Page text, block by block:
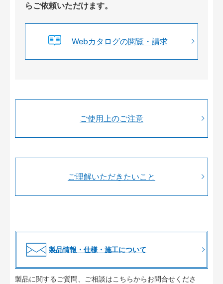
らご依頼いただけます。
Webカタログの閲覧・請求
ご使用上のご注意
ご理解いただきたいこと
製品情報・仕様・施工について
製品に関するご質問、ご相談はこちらからお問合せくださ